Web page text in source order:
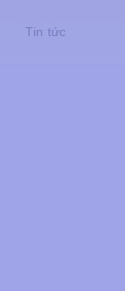
Tin tức